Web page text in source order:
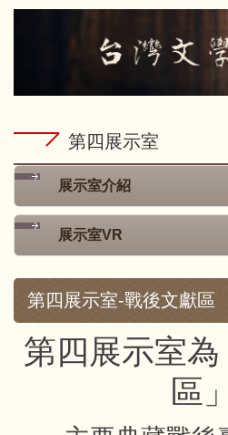
跳
第四展示室
展示室介紹
展示室VR
第四展示室-戰後文獻區
第四展示室
區」